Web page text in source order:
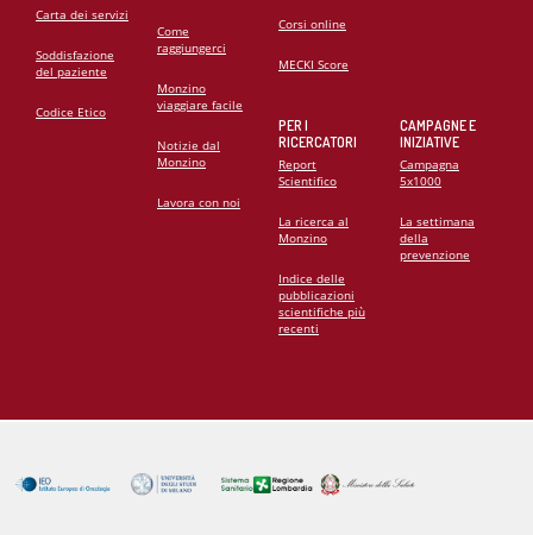
Carta dei servizi
Soddisfazione
del paziente
Codice Etico
Come
raggiungerci
Monzino
viaggiare facile
Notizie dal
Monzino
Lavora con noi
Corsi online
MECKI Score
PER I
RICERCATORI
Report
Scientifico
La ricerca al
Monzino
Indice delle
pubblicazioni
scientifiche più
recenti
CAMPAGNE E
INIZIATIVE
Campagna
5x1000
La settimana
della
prevenzione